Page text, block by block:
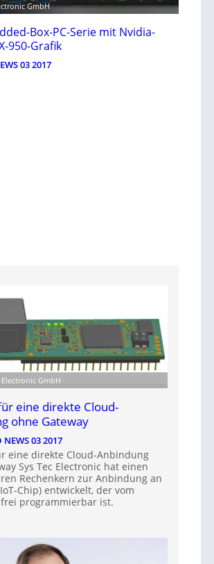
GmbH
Box-PC-Serie mit Nvidia-
950-Grafik
03 2017
Electronic GmbH
eine direkte Cloud-
ohne Gateway
NEWS 03 2017
eine direkte Cloud-Anbindung
Sys Tec Electronic hat einen
Rechenkern zur Anbindung an
Chip) entwickelt, der vom
programmierbar ist.